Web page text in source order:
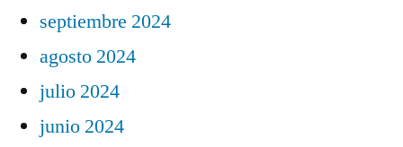
septiembre 2024
agosto 2024
julio 2024
junio 2024